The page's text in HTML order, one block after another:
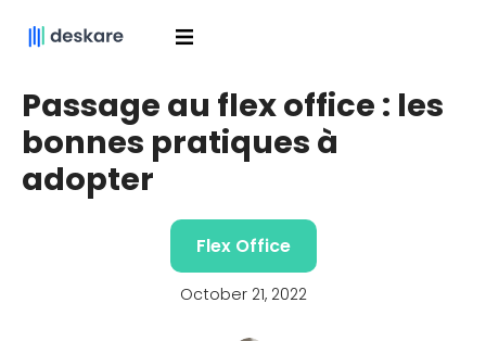
Passage au flex office : les
bonnes pratiques à
adopter
Flex Office
October 21, 2022